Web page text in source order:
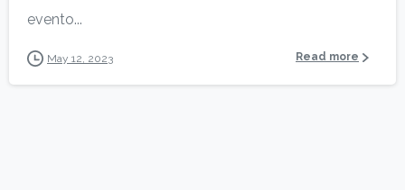
evento...
May 12, 2023 Read more